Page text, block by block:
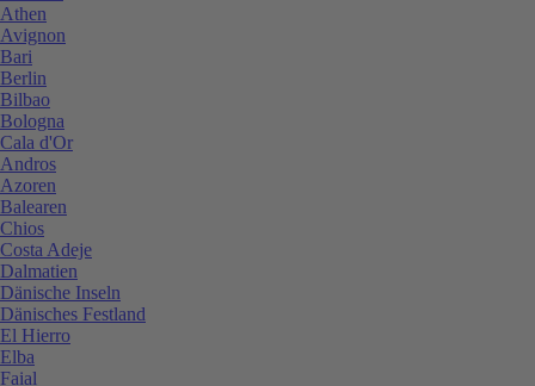
Athen
Avignon
Bari
Berlin
Bilbao
Bologna
Cala d'Or
Andros
Azoren
Balearen
Chios
Costa Adeje
Dalmatien
Dänische Inseln
Dänisches Festland
El Hierro
Elba
Faial